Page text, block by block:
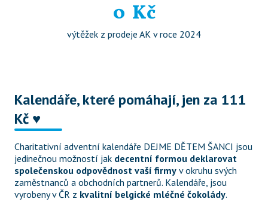
0
  Kč
výtěžek z prodeje AK v roce 2024
Kalendáře, které pomáhají, jen za 111
Kč ♥
Charitativní adventní kalendáře DEJME DĚTEM ŠANCI jsou
jedinečnou možností jak decentní formou deklarovat
společenskou odpovědnost vaší firmy v okruhu svých
zaměstnanců a obchodních partnerů. Kalendáře, jsou
vyrobeny v ČR z kvalitní belgické mléčné čokolády.